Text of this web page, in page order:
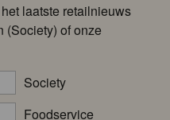
laatste retailnieuws
(Society) of onze
Society
Foodservice